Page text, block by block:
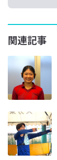
関連記事